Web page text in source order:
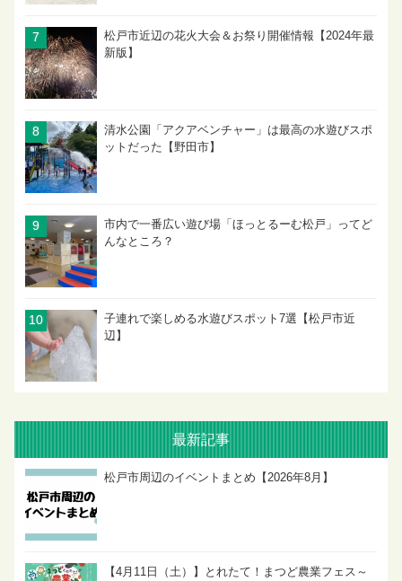
松戸市近辺の花火大会＆お祭り開催情報【2024年最
新版】
清水公園「アクアベンチャー」は最高の水遊びスポ
ットだった【野田市】
市内で一番広い遊び場「ほっとるーむ松戸」ってど
んなところ？
子連れで楽しめる水遊びスポット7選【松戸市近
辺】
最新記事
松戸市周辺のイベントまとめ【2026年8月】
【4月11日（土）】とれたて！まつど農業フェス～